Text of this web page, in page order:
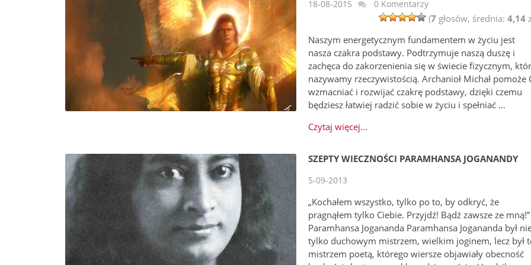
18-08-2015 0 Komentarzy
(7 głosów, średnia:4,14
Naszym energetycznym fundamentem w życiu jest
nasza czakra podstawy. Podtrzymuje naszą duszę i
zachęca do zakorzenienia się w świecie fizycznym,
nazywamy rzeczywistością. Archanioł Michał pomoże
wzmacniać i rozwijać czakrę podstawy, dzięki czemu
będziesz łatwiej radzić sobie w życiu i spełniać …
Czytaj więcej...
SZEPTY WIECZNOŚCI PARAMHANSA JOGANANDY
5-09-2013
„Kochałem wszystko, tylko po to, by odkryć, że
pragnąłem tylko Ciebie. Przyjdź! Bądź zawsze ze mną!”
Paramhansa Jogananda Paramhansa Jogananda był
tylko duchowym mistrzem, wielkim joginem, lecz był
mistrzem poetą, którego wiersze objawiały obecność